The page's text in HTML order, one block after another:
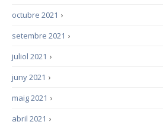
›
octubre 2021
›
setembre 2021
›
juliol 2021
›
juny 2021
›
maig 2021
›
abril 2021